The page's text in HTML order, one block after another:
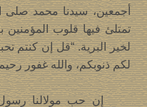
أجمعين، سيدنا محمد صلى
تمتلئ فيها قلوب المؤمنين
لخير البرية. “قل إن كنتم
لكم ذنوبكم، والله غفور
إن حب مولالنا رسول